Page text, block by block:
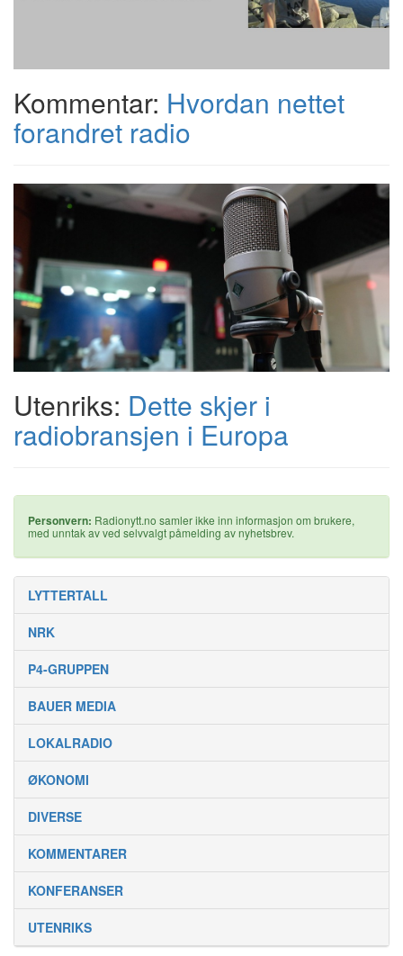
Kommentar: Hvordan nettet
forandret radio
Utenriks: Dette skjer i
radiobransjen i Europa
Personvern: Radionytt.no samler ikke inn informasjon om brukere,
med unntak av ved selvvalgt påmelding av nyhetsbrev.
LYTTERTALL
NRK
P4-GRUPPEN
BAUER MEDIA
LOKALRADIO
ØKONOMI
DIVERSE
KOMMENTARER
KONFERANSER
UTENRIKS